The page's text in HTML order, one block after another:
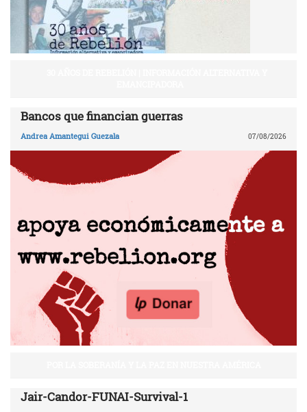
Bancos que financian guerras
Andrea Amantegui Guezala 07/08/2026
Jair-Candor-FUNAI-Survival-1